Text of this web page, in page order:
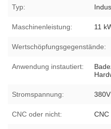
Typ:
Maschinenleistung: 11
Wertschöpfungsgegenstände:
Anwendung instautiert:
Stromspannung: 380V
CNC oder nicht: CNC